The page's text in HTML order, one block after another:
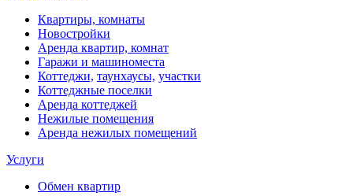
Квартиры, комнаты
Новостройки
Аренда квартир, комнат
Гаражи и машиноместа
Коттеджи, таунхаусы, участки
Коттеджные поселки
Аренда коттеджей
Нежилые помещения
Аренда нежилых помещений
Услуги
Обмен квартир